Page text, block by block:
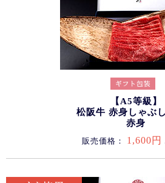
【A5等級】
松阪牛 赤身しゃぶ
赤身
販売価格： 1,600円